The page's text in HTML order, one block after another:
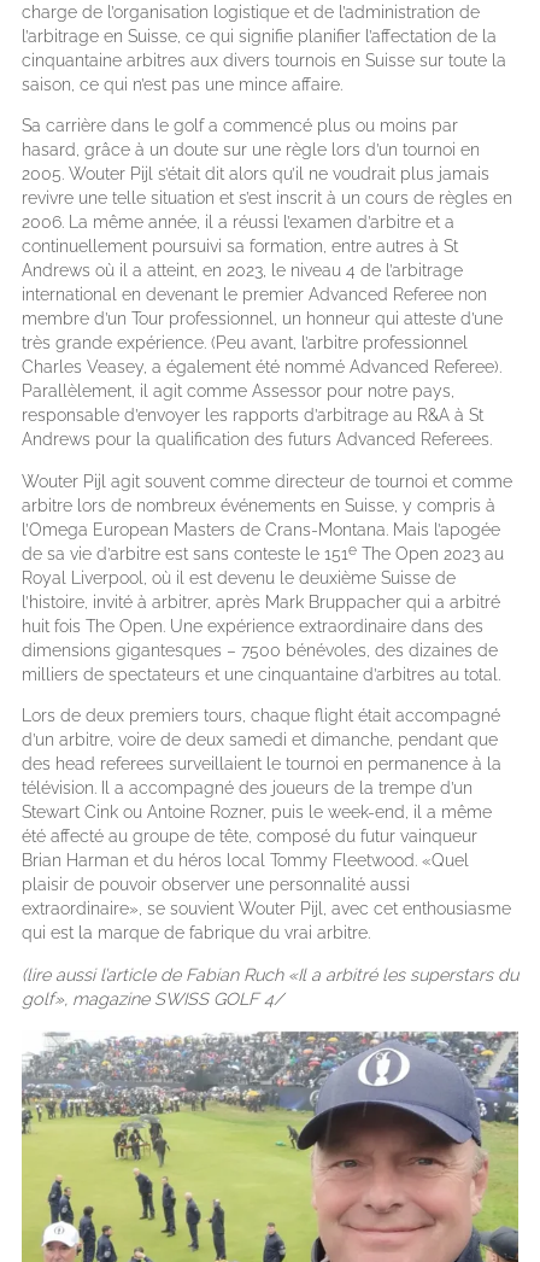
charge de l’organisation logistique et de l’administration de
l’arbitrage en Suisse, ce qui signifie planifier l’affectation de la
cinquantaine arbitres aux divers tournois en Suisse sur toute la
saison, ce qui n’est pas une mince affaire.
Sa carrière dans le golf a commencé plus ou moins par
hasard, grâce à un doute sur une règle lors d’un tournoi en
2005. Wouter Pijl s’était dit alors qu’il ne voudrait plus jamais
revivre une telle situation et s’est inscrit à un cours de règles en
2006. La même année, il a réussi l’examen d’arbitre et a
continuellement poursuivi sa formation, entre autres à St
Andrews où il a atteint, en 2023, le niveau 4 de l’arbitrage
international en devenant le premier Advanced Referee non
membre d’un Tour professionnel, un honneur qui atteste d’une
très grande expérience. (Peu avant, l’arbitre professionnel
Charles Veasey, a également été nommé Advanced Referee).
Parallèlement, il agit comme Assessor pour notre pays,
responsable d’envoyer les rapports d’arbitrage au R&A à St
Andrews pour la qualification des futurs Advanced Referees.
Wouter Pijl agit souvent comme directeur de tournoi et comme
arbitre lors de nombreux événements en Suisse, y compris à
l’Omega European Masters de Crans-Montana. Mais l’apogée
de sa vie d’arbitre est sans conteste le 151e The Open 2023 au
Royal Liverpool, où il est devenu le deuxième Suisse de
l’histoire, invité à arbitrer, après Mark Bruppacher qui a arbitré
huit fois The Open. Une expérience extraordinaire dans des
dimensions gigantesques – 7500 bénévoles, des dizaines de
milliers de spectateurs et une cinquantaine d’arbitres au total.
Lors de deux premiers tours, chaque flight était accompagné
d’un arbitre, voire de deux samedi et dimanche, pendant que
des head referees surveillaient le tournoi en permanence à la
télévision. Il a accompagné des joueurs de la trempe d’un
Stewart Cink ou Antoine Rozner, puis le week-end, il a même
été affecté au groupe de tête, composé du futur vainqueur
Brian Harman et du héros local Tommy Fleetwood. «Quel
plaisir de pouvoir observer une personnalité aussi
extraordinaire», se souvient Wouter Pijl, avec cet enthousiasme
qui est la marque de fabrique du vrai arbitre.
(lire aussi l’article de Fabian Ruch «Il a arbitré les superstars du
golf», magazine SWISS GOLF 4/